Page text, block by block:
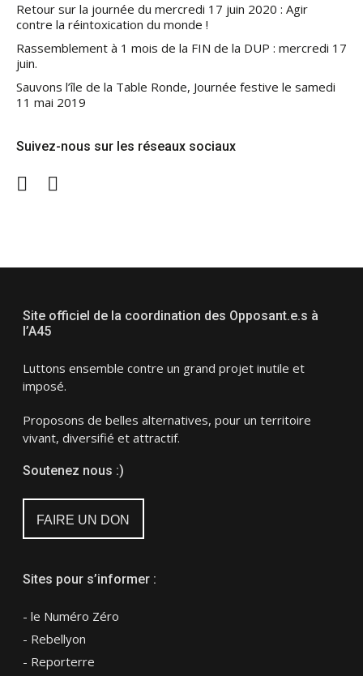
Retour sur la journée du mercredi 17 juin 2020 : Agir
contre la réintoxication du monde !
Rassemblement à 1 mois de la FIN de la DUP : mercredi 17
juin.
Sauvons l’île de la Table Ronde, Journée festive le samedi
11 mai 2019
Suivez-nous sur les réseaux sociaux
Twitter
Site officiel de la coordination des Opposant.e.s à
l’A45
Luttons ensemble contre un grand projet inutile et
imposé.
Proposons de belles alternatives, pour un territoire
vivant, diversifié et attractif.
Soutenez nous :)
FAIRE UN DON
Sites pour s’informer :
- le Numéro Zéro
- Rebellyon
- Reporterre